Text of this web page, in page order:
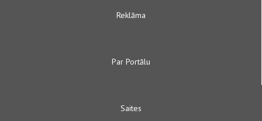
Reklāma
Par Portālu
Saites